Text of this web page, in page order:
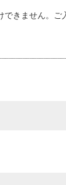
できません。ご